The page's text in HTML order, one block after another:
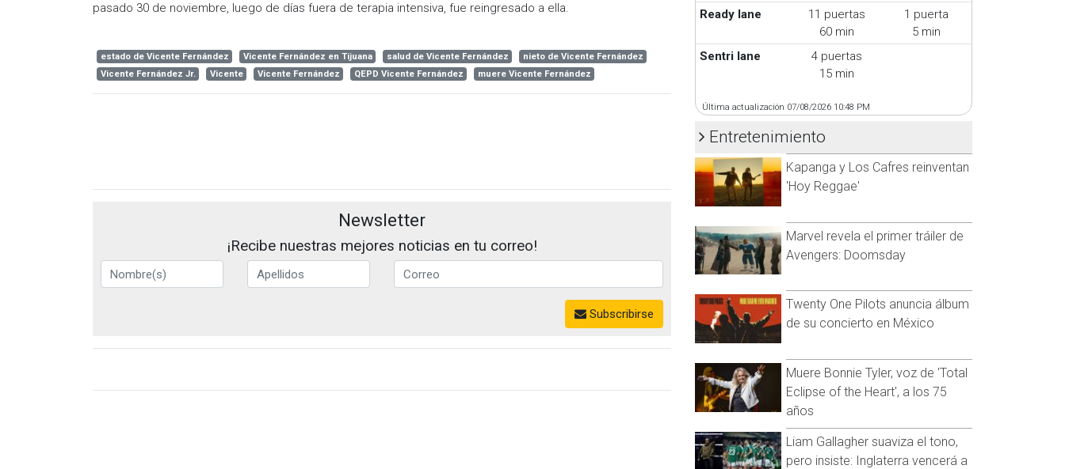
pasado 30 de noviembre, luego de días fuera de terapia intensiva, fue reingresado a ella.
estado de Vicente Fernández Vicente Fernández en Tijuana salud de Vicente Fernández
nieto de Vicente Fernández
Vicente Fernández Jr.
Vicente Vicente Fernández QEPD Vicente Fernández muere Vicente Fernández
Newsletter
¡Recibe nuestras mejores noticias en tu correo!
Subscribirse
Ready lane
11 puertas
60 min
1 puerta
5 min
Sentri lane
4 puertas
15 min
Última actualización 07/08/2026 10:48 PM
Entretenimiento
Kapanga y Los Cafres reinventan
'Hoy Reggae'
Marvel revela el primer tráiler de
Avengers: Doomsday
Twenty One Pilots anuncia álbum
de su concierto en México
Muere Bonnie Tyler, voz de 'Total
Eclipse of the Heart', a los 75
años
Liam Gallagher suaviza el tono,
pero insiste: Inglaterra vencerá a